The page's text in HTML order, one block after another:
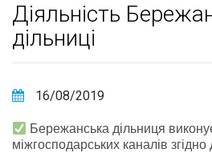
Діяльність
дільниці
16/08/2019
Бережанська дільниця
міжгосподарських каналів